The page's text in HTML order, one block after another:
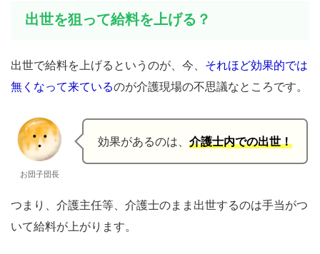
出世を狙って給料を上げる？
出世で給料を上げるというのが、今、 それほど効果的では
無くなって来ているのが介護現場の不思議なところです。
お団子団長
効果があるのは、 介護士内での出世！
つまり、介護主任等、介護士のまま出世するのは手当がつ
いて給料が上がります。